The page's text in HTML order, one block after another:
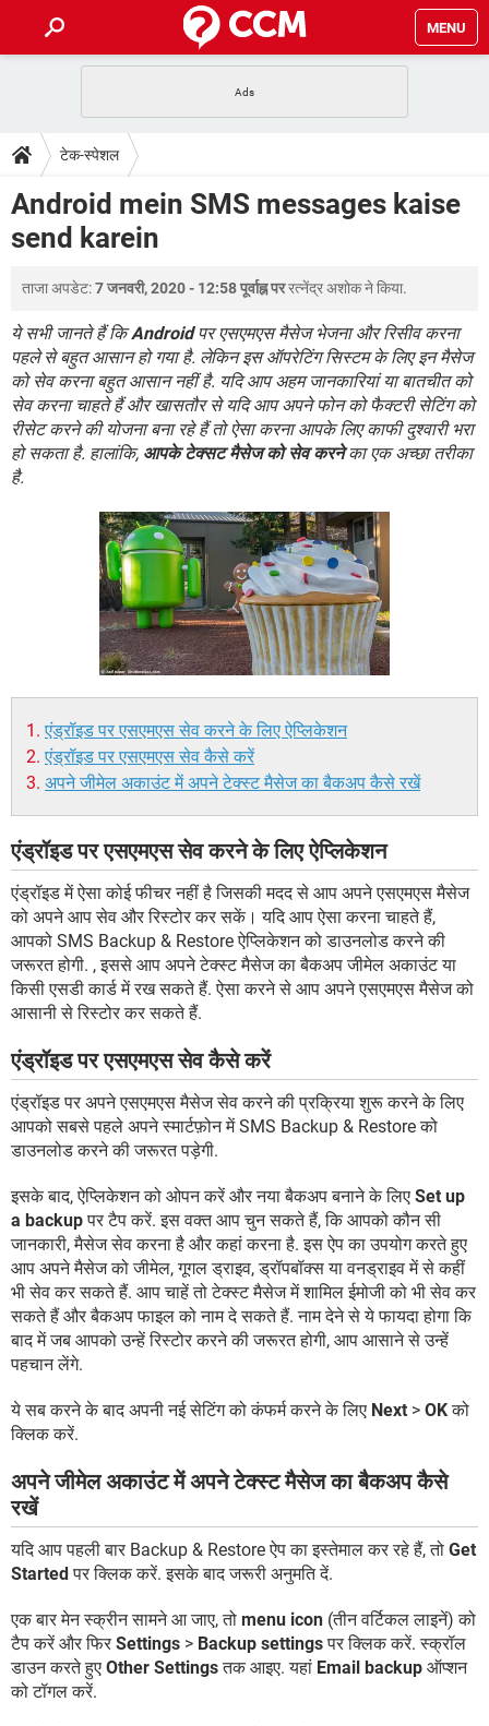
MENU
फोन पर अकाउंट बैलेंस चेक
WhatsApp Hack हो गया? Lucky Patcher यूज करें
टेक-स्पेशल
2020 के फ्री एंटीवायरस
बेस्ट फ्री ऑनलाइन गेम्स
डाउनलोड
Vidmate
FORUM
TikTok Account Freeze हो गया JioPhone में TikTok डाउनलोड
SBI बैंक अकाउंट नंबर पता करें
केबल और कनेक्टर्स कंप्यूटर बस
सीरियल और पैरलल पोर्ट
टेक-स्पेशल
Android mein SMS messages kaise
send karein
ताजा अपडेट:7 जनवरी, 2020 - 12:58 पूर्वाह्न पररत्नेंद्र अशोकने किया.
ये सभी जानते हैं किAndroidपर एसएमएस मैसेज भेजना और रिसीव करना
पहले से बहुत आसान हो गया है. लेकिन इस ऑपरेटिंग सिस्टम के लिए इन मैसेज
को सेव करना बहुत आसान नहीं है. यदि आप अहम जानकारियां या बातचीत को
सेव करना चाहते हैं और खासतौर से यदि आप अपने फोन को फैक्टरी सेटिंग को
रीसेट करने की योजना बना रहे हैं तो ऐसा करना आपके लिए काफी दुश्वारी भरा
हो सकता है. हालांकि, आपके टेक्सट मैसेज को सेव करनेका एक अच्छा तरीका
है.
एंड्रॉइड पर एसएमएस सेव करने के लिए ऐप्लिकेशन
एंड्रॉइड पर एसएमएस सेव कैसे करें
अपने जीमेल अकाउंट में अपने टेक्स्ट मैसेज का बैकअप कैसे रखें
एंड्रॉइड पर एसएमएस सेव करने के लिए ऐप्लिकेशन
एंड्रॉइड में ऐसा कोई फीचर नहीं है जिसकी मदद से आप अपने एसएमएस मैसेज
को अपने आप सेव और रिस्टोर कर सकें। यदि आप ऐसा करना चाहते हैं,
आपको SMS Backup & Restore ऐप्लिकेशन को डाउनलोड करने की
जरूरत होगी. , इससे आप अपने टेक्स्ट मैसेज का बैकअप जीमेल अकाउंट या
किसी एसडी कार्ड में रख सकते हैं. ऐसा करने से आप अपने एसएमएस मैसेज को
आसानी से रिस्टोर कर सकते हैं.
एंड्रॉइड पर एसएमएस सेव कैसे करें
एंड्रॉइड पर अपने एसएमएस मैसेज सेव करने की प्रक्रिया शुरू करने के लिए
आपको सबसे पहले अपने स्मार्टफ़ोन में SMS Backup & Restore को
डाउनलोड करने की जरूरत पड़ेगी.
इसके बाद, ऐप्लिकेशन को ओपन करें और नया बैकअप बनाने के लिए Set up
a backupपर टैप करें. इस वक्त आप चुन सकते हैं, कि आपको कौन सी
जानकारी, मैसेज सेव करना है और कहां करना है. इस ऐप का उपयोग करते हुए
आप अपने मैसेज को जीमेल, गूगल ड्राइव, ड्रॉपबॉक्स या वनड्राइव में से कहीं
भी सेव कर सकते हैं. आप चाहें तो टेक्स्ट मैसेज में शामिल ईमोजी को भी सेव कर
सकते हैं और बैकअप फाइल को नाम दे सकते हैं. नाम देने से ये फायदा होगा कि
बाद में जब आपको उन्हें रिस्टोर करने की जरूरत होगी, आप आसाने से उन्हें
पहचान लेंगे.
ये सब करने के बाद अपनी नई सेटिंग को कंफर्म करने के लिए Next > OKको
क्लिक करें.
अपने जीमेल अकाउंट में अपने टेक्स्ट मैसेज का बैकअप कैसे
रखें
यदि आप पहली बार Backup & Restore ऐप का इस्तेमाल कर रहे हैं, तो Get
Startedपर क्लिक करें. इसके बाद जरूरी अनुमति दें.
एक बार मेन स्क्रीन सामने आ जाए, तो menu icon (तीन वर्टिकल लाइनें) को
टैप करें और फिर Settings > Backup settingsपर क्लिक करें. स्क्रॉल
डाउन करते हुए Other Settingsतक आइए. यहां Email backup ऑप्शन
को टॉगल करें.